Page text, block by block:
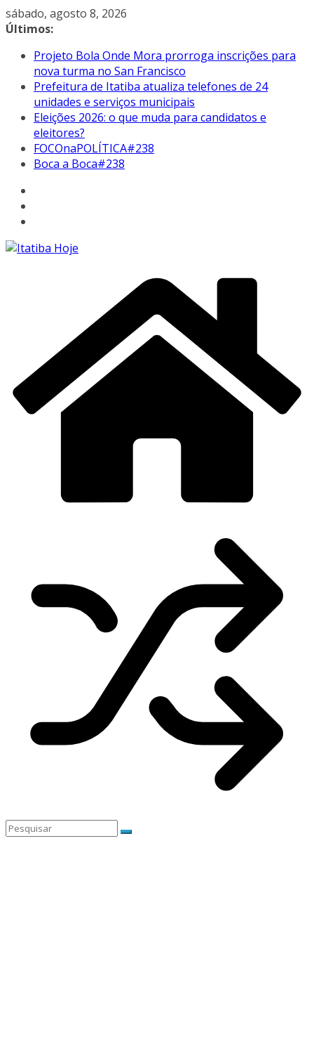
Pular
para
conteúdo
sábado, agosto 8, 2026
Últimos:
Projeto Bola Onde Mora prorroga inscrições para
nova turma no San Francisco
Prefeitura de Itatiba atualiza telefones de 24
unidades e serviços municipais
Eleições 2026: o que muda para candidatos e
eleitores?
FOCOnaPOLÍTICA#238
Boca a Boca#238